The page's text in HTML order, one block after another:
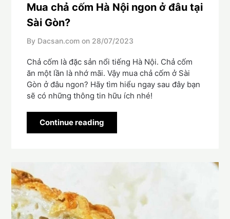
Mua chả cốm Hà Nội ngon ở đâu tại
Sài Gòn?
By Dacsan.com on 28/07/2023
Chả cốm là đặc sản nổi tiếng Hà Nội. Chả cốm
ăn một lần là nhớ mãi. Vậy mua chả cốm ở Sài
Gòn ở đâu ngon? Hãy tìm hiểu ngay sau đây bạn
sẽ có những thông tin hữu ích nhé!
Continue reading